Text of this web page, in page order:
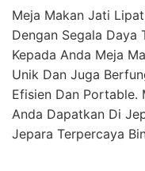
Meja Makan Jati
Dengan Segala Daya
Kepada Anda Meja
Unik Dan Juga
Efisien Dan Portable.
Anda Dapatkan Di
Jepara Terpercaya